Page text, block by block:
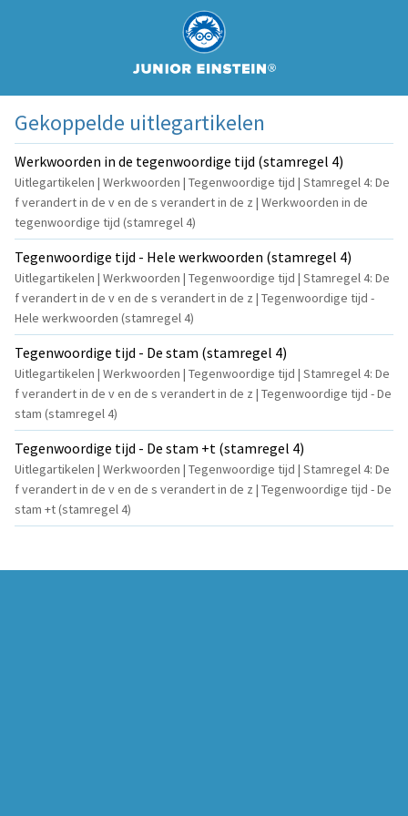
Gekoppelde uitlegartikelen
Werkwoorden in de tegenwoordige tijd (stamregel 4)
Uitlegartikelen | Werkwoorden | Tegenwoordige tijd | Stamregel 4: De
f verandert in de v en de s verandert in de z | Werkwoorden in de
tegenwoordige tijd (stamregel 4)
Tegenwoordige tijd - Hele werkwoorden (stamregel 4)
Uitlegartikelen | Werkwoorden | Tegenwoordige tijd | Stamregel 4: De
f verandert in de v en de s verandert in de z | Tegenwoordige tijd -
Hele werkwoorden (stamregel 4)
Tegenwoordige tijd - De stam (stamregel 4)
Uitlegartikelen | Werkwoorden | Tegenwoordige tijd | Stamregel 4: De
f verandert in de v en de s verandert in de z | Tegenwoordige tijd - De
stam (stamregel 4)
Tegenwoordige tijd - De stam +t (stamregel 4)
Uitlegartikelen | Werkwoorden | Tegenwoordige tijd | Stamregel 4: De
f verandert in de v en de s verandert in de z | Tegenwoordige tijd - De
stam +t (stamregel 4)